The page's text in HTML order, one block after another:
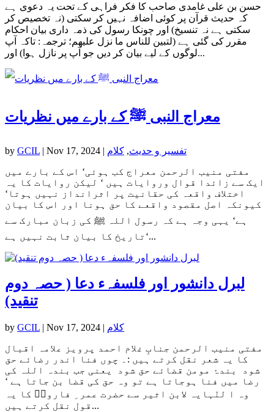
حسن بن علی غامدی صاحب کا فکر فراہی کے تحت یہ دعوی ہے
کہ حدیث قرآن پر کوئی اضافہ نہیں کر سکتی (نہ تخصیص کر
سکتی ہے نہ تنسیخ) اور چونکا رسول کی ذمہ داری بیان احکام
مقرر کی گئی ہے (لتبين للناس ما نزل عليهم؛ ترجمہ: تاکہ آپ
لوگوں کے لیے بیان کر دیں جو آپ پر نازل ہوا) اور...
معراج النبی ﷺ کے بارے میں نظریات
by GCIL | Nov 17, 2024 | تفسیر و حدیث, کلام
مفتی منیب الرحمن معراج کب ہوئی‘ اس کے بارے میں
ایک سے زائدا قوال وروایات ہیں ‘ لیکن روایات کا یہ
اختلاف واقعہ کی حقانیت پر اثرانداز نہیں ہوتا‘
کیونکہ اصل مقصود واقعے کا حق ہونا اور اس کا بیان
ہے‘ یہی وجہ ہے کہ رسول اللہ ﷺ کی زبان مبارک سے
تاریخ کا بیان ثابت نہیں ہے‘...
لبرل دانشور اور فلسفہء دعا ( حصہ دوم
تنقید)
by GCIL | Nov 17, 2024 | کلام
مفتی منیب الرحمن جنابِ غلام احمد پرویز علامہ اقبال
کا یہ شعر نقل کرتے ہیں :۔ چوں فنا اندر رضائے حق
شود بندۂ مومن قضائے حق شود یعنی جب بندہ اللہ کی
رضا میں فنا ہوجاتا ہے تو وہ حق کی قضا بن جاتا ہے ‘
وہ ا لنّہایہ لابن اثیر سے حضرت عمر ِ فاروقؓ کا یہ
قول نقل کرتے ہیں...